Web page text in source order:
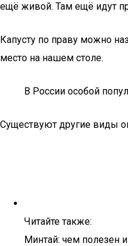
ещё живой. Там ещё идут
Капусту по праву можно
место на нашем столе.
В России особой
Существуют другие виды
Читайте также:
Минтай: чем полезен